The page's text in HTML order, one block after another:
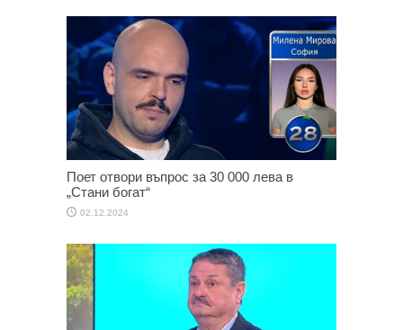
Поет отвори въпрос за 30 000 лева в
„Стани богат“
02.12.2024